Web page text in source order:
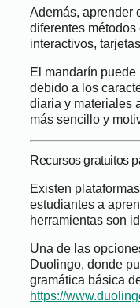
Además, aprender
diferentes
interactivos,
El mandarín
debido a los
diaria y materiales
más sencillo y
Recursos gratuitos
Existen
estudiantes a
herramientas son
Una de las
Duolingo, donde
gramática básica
https://